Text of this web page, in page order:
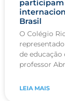
participam
Brasil
O Colégio
de educação
professor
LEIA MAIS